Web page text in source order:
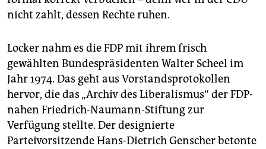
nicht zahlt, dessen Rechte ruhen.
Locker nahm es die FDP mit ihrem frisch
gewählten Bundespräsidenten Walter Scheel im
Jahr 1974. Das geht aus Vorstandsprotokollen
hervor, die das „Archiv des Liberalismus“ der FDP-
nahen Friedrich-Naumann-Stiftung zur
Verfügung stellte. Der designierte
Parteivorsitzende Hans-Dietrich Genscher betonte